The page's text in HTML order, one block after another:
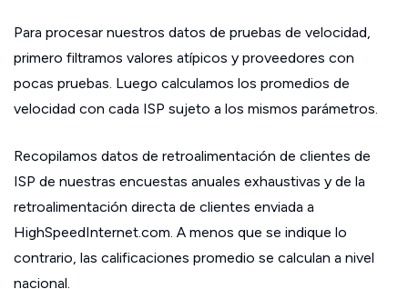
Para procesar nuestros datos de pruebas de velocidad,
primero filtramos valores atípicos y proveedores con
pocas pruebas. Luego calculamos los promedios de
velocidad con cada ISP sujeto a los mismos parámetros.
Recopilamos datos de retroalimentación de clientes de
ISP de nuestras encuestas anuales exhaustivas y de la
retroalimentación directa de clientes enviada a
HighSpeedInternet.com. A menos que se indique lo
contrario, las calificaciones promedio se calculan a nivel
nacional.